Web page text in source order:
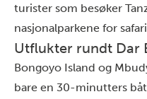
turister som besøker
nasjonalparkene for
Utflukter rundt Dar
Bongoyo Island og
bare en 30-minutters